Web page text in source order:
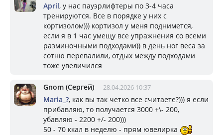
April, у нас пауэрлифтеры по 3-4 часа
тренируются. Все в порядке у них с
кортизолом))) кортизол у меня поднимется,
если я в 1 час умещу все упражнения со всеми
разминочными подходами)) в день ног веса за
сотню перевалили, отдых между подходами
тоже увеличился
Gnom (Сергей) 28.04.2026 10:37
Mariа_?, как вы так четко все считаете?))) я если
прибавляю, то получается 3000 +\- 200,
убавляю - 2200 +/- 200)))
50 - 70 ккал в неделю - прям ювелирка